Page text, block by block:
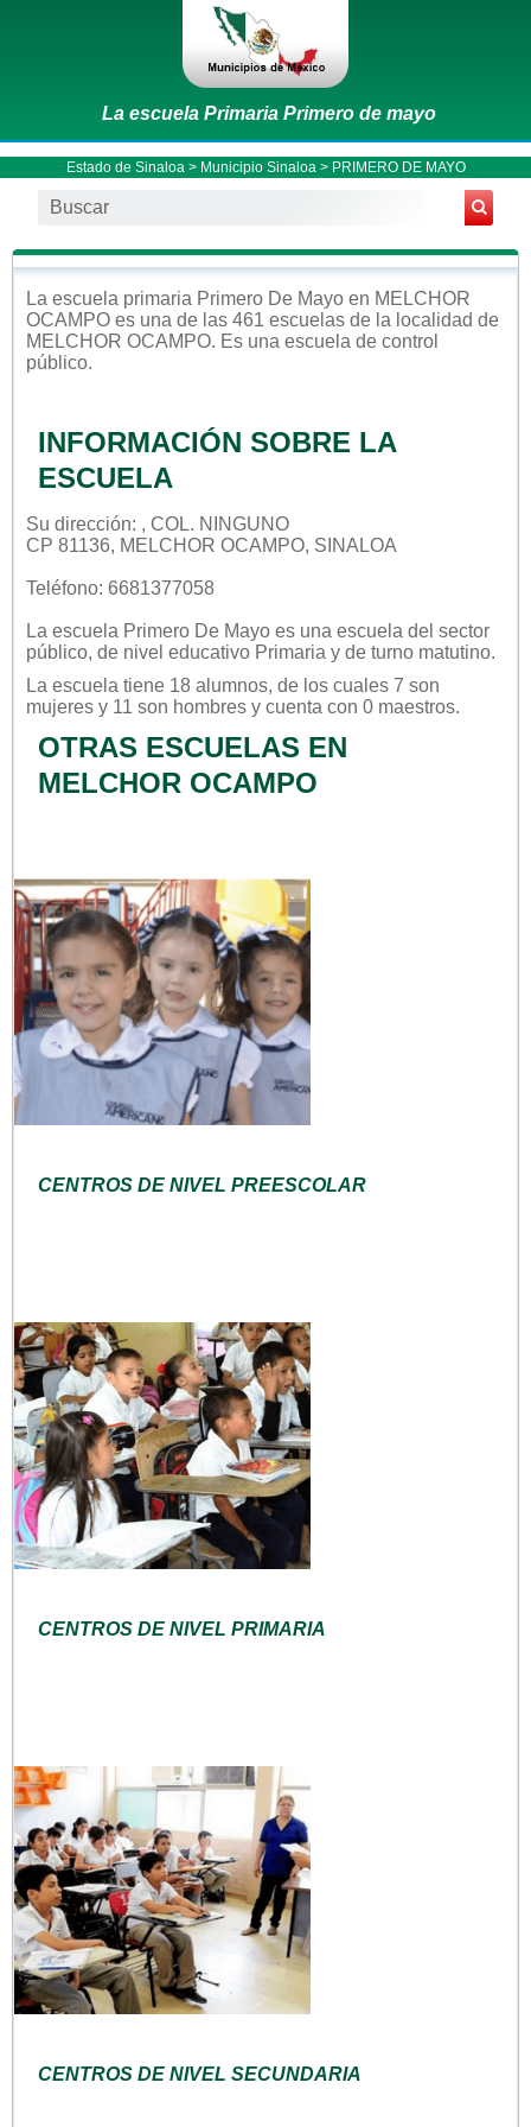
La escuela Primaria Primero de mayo
Estado de Sinaloa > Municipio Sinaloa > PRIMERO DE MAYO
La escuela primaria Primero De Mayo en MELCHOR
OCAMPO es una de las 461 escuelas de la localidad de
MELCHOR OCAMPO. Es una escuela de control
público.
INFORMACIÓN SOBRE LA
ESCUELA
Su dirección: , COL. NINGUNO
CP 81136, MELCHOR OCAMPO, SINALOA
Teléfono: 6681377058
La escuela Primero De Mayo es una escuela del sector
público, de nivel educativo Primaria y de turno matutino.
La escuela tiene 18 alumnos, de los cuales 7 son
mujeres y 11 son hombres y cuenta con 0 maestros.
OTRAS ESCUELAS EN
MELCHOR OCAMPO
CENTROS DE NIVEL PREESCOLAR
CENTROS DE NIVEL PRIMARIA
CENTROS DE NIVEL SECUNDARIA